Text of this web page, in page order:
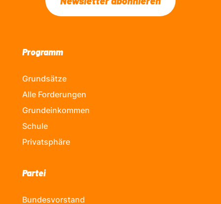
Programm
Grundsätze
Alle Forderungen
Grundeinkommen
Schule
Privatsphäre
Partei
Bundesvorstand